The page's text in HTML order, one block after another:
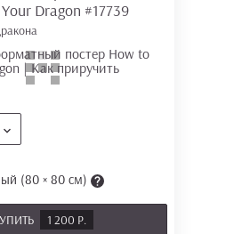
Dragon #17739
(80 × 80 см)
1 200 Р.